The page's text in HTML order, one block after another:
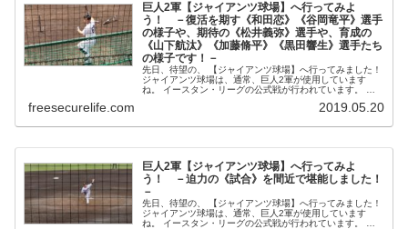
巨人2軍【ジャイアンツ球場】へ行ってみよ
う！ －復活を期す《和田恋》《谷岡竜平》選手
の様子や、期待の《松井義弥》選手や、育成の
《山下航汰》《加藤脩平》《黒田響生》選手たち
の様子です！－
先日、待望の、 【ジャイアンツ球場】へ行ってみました！
ジャイアンツ球場は、通常、巨人2軍が使用しています
ね。 イースタン・リーグの公式戦が行われています。 本
freesecurelife.com 2019.05.20
巨人2軍【ジャイアンツ球場】へ行ってみよ
う！ －迫力の《試合》を間近で堪能しました！
－
先日、待望の、 【ジャイアンツ球場】へ行ってみました！
ジャイアンツ球場は、通常、巨人2軍が使用しています
ね。 イースタン・リーグの公式戦が行われています。 本